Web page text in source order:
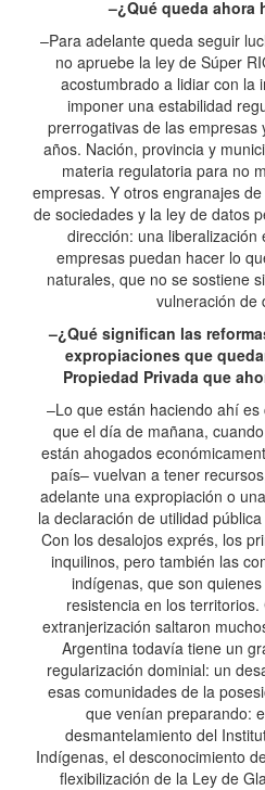
–¿Qué queda ahora
–Para adelante queda seguir
no apruebe la ley de Súper
acostumbrado a lidiar con la
imponer una estabilidad
prerrogativas de las empresas
años. Nación, provincia y
materia regulatoria para no
empresas. Y otros engranajes
de sociedades y la ley de datos
dirección: una
empresas puedan hacer lo
naturales, que no se sostiene
vulneración de
–¿Qué significan las
expropiaciones que
Propiedad Privada que
–Lo que están haciendo ahí
que el día de mañana,
están ahogados
país– vuelvan a tener
adelante una expropiación o
la declaración de utilidad
Con los desalojos exprés, los
inquilinos, pero también las
indígenas, que son
resistencia en los
extranjerización saltaron
Argentina todavía tiene un
regularización dominial: un
esas comunidades de la
que venían preparando:
desmantelamiento del
Indígenas, el desconocimiento
flexibilización de la Ley de